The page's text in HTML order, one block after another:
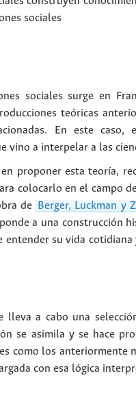
sociales
sociales surge en
teóricas
En este
vino a interpelar a las
proponer esta teoría,
colocarlo en el campo
de
Berger, Luckman y
a una construcción
su vida
lleva a cabo una
se asimila y se hace
como los anteriormente
con esa lógica